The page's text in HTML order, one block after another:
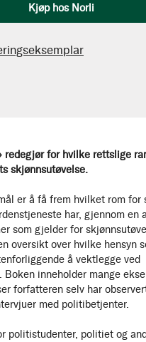
redegjør for hvilke rettslige
skjønnsutøvelse.
er å få frem hvilket rom for
har, gjennom en
som gjelder for
oversikt over hvilke hensyn
å vektlegge ved
Boken inneholder mange
forfatteren selv har
med politibetjenter.
politistudenter, politiet og
Kjøp hos Norli